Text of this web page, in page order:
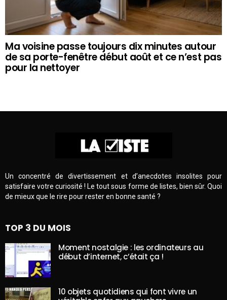
Ma voisine passe toujours dix minutes autour
de sa porte-fenêtre début août et ce n’est pas
pour la nettoyer
Un concentré de divertissement et d’anecdotes insolites pour
satisfaire votre curiosité ! Le tout sous forme de listes, bien sûr. Quoi
de mieux que le rire pour rester en bonne santé ?
TOP 3 DU MOIS
Moment nostalgie : les ordinateurs au
début d’internet, c’était ça !
10 objets quotidiens qui font vivre un